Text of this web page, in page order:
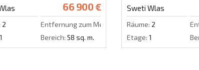
66 900 €
2 Entfernung zum Meer:
800 m.
1 Bereich: 58 sq. m.
Sweti Wlas
Räume: 2
Etage: 1